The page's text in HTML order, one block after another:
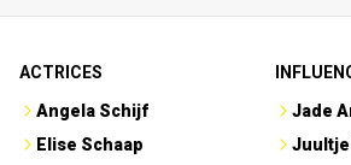
ACTRICES
Angela Schijf
Elise Schaap
Jade